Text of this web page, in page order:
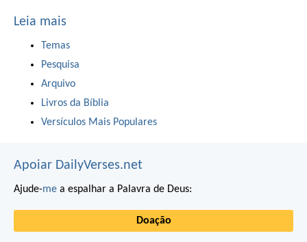
Leia mais
Temas
Pesquisa
Arquivo
Livros da Bíblia
Versículos Mais Populares
Apoiar DailyVerses.net
Ajude-me a espalhar a Palavra de Deus:
Doação